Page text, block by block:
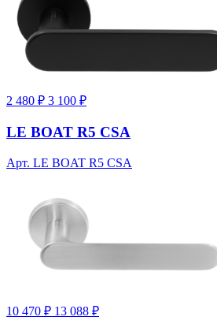
2 480 ₽ 3 100 ₽
LE BOAT R5 CSA
Арт. LE BOAT R5 CSA
10 470 ₽ 13 088 ₽